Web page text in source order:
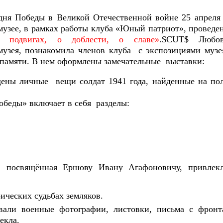
Победы в Великой Отечественной войне 25 апреля
в рамках работы клуба «Юный патриот»,
подвигах, о доблести, о славе».$CUT$
познакомила членов клуба с экспозициями
В нем оформлены замечательные выставки:
личные вещи солдат 1941 года, найденные на
включает в себя разделы:
посвящённая Ершову Ивану Агафоновичу,
судьбах земляков.
военные фотографии, листовки, письма с